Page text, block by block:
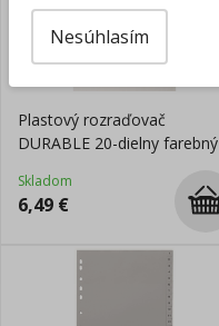
Plastový rozraďovač
DURABLE 20-dielny farebný
Skladom
6,49 €
Nesúhlasím